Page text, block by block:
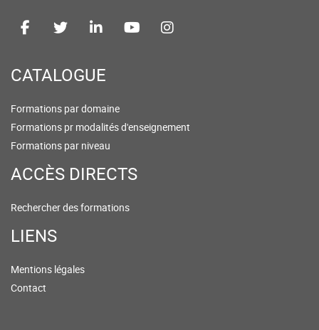
CATALOGUE
Formations par domaine
Formations pr modalités d'enseignement
Formations par niveau
ACCÈS DIRECTS
Rechercher des formations
LIENS
Mentions légales
Contact